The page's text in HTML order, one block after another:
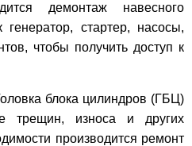
демонтаж навесного
генератор, стартер, насосы,
чтобы получить доступ к
блока цилиндров (ГБЦ)
трещин, износа и других
производится ремонт